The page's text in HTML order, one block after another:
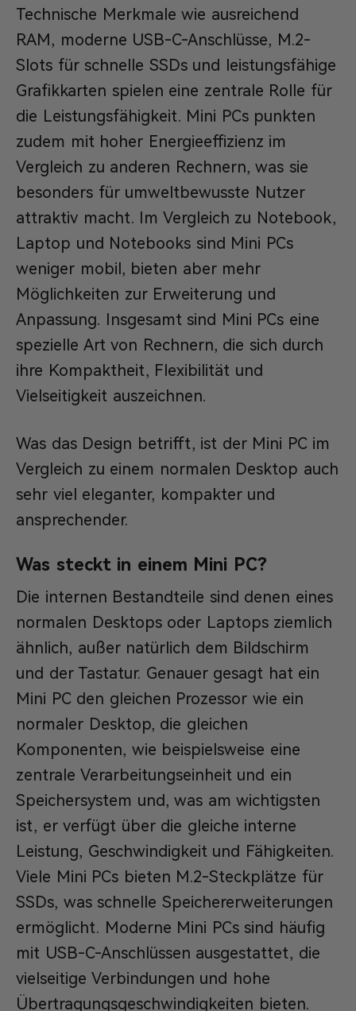
Technische Merkmale wie ausreichend
RAM, moderne USB-C-Anschlüsse, M.2-
Slots für schnelle SSDs und leistungsfähige
Grafikkarten spielen eine zentrale Rolle für
die Leistungsfähigkeit. Mini PCs punkten
zudem mit hoher Energieeffizienz im
Vergleich zu anderen Rechnern, was sie
besonders für umweltbewusste Nutzer
attraktiv macht. Im Vergleich zu Notebook,
Laptop und Notebooks sind Mini PCs
weniger mobil, bieten aber mehr
Möglichkeiten zur Erweiterung und
Anpassung. Insgesamt sind Mini PCs eine
spezielle Art von Rechnern, die sich durch
ihre Kompaktheit, Flexibilität und
Vielseitigkeit auszeichnen.
Was das Design betrifft, ist der Mini PC im
Vergleich zu einem normalen Desktop auch
sehr viel eleganter, kompakter und
ansprechender.
Was steckt in einem Mini PC?
Die internen Bestandteile sind denen eines
normalen Desktops oder Laptops ziemlich
ähnlich, außer natürlich dem Bildschirm
und der Tastatur. Genauer gesagt hat ein
Mini PC den gleichen Prozessor wie ein
normaler Desktop, die gleichen
Komponenten, wie beispielsweise eine
zentrale Verarbeitungseinheit und ein
Speichersystem und, was am wichtigsten
ist, er verfügt über die gleiche interne
Leistung, Geschwindigkeit und Fähigkeiten.
Viele Mini PCs bieten M.2-Steckplätze für
SSDs, was schnelle Speichererweiterungen
ermöglicht. Moderne Mini PCs sind häufig
mit USB-C-Anschlüssen ausgestattet, die
vielseitige Verbindungen und hohe
Übertragungsgeschwindigkeiten bieten.